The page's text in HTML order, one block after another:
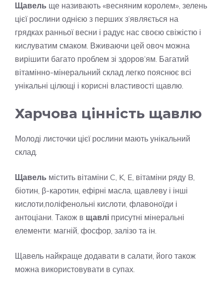
Щавель ще називають «весняним королем», зелень
цієї рослини однією з перших з’являється на
грядках ранньої весни і радує нас своєю свіжістю і
кислуватим смаком. Вживаючи цей овоч можна
вирішити багато проблем зі здоров’ям. Багатий
вітамінно-мінеральний склад легко пояснює всі
унікальні цілющі і корисні властивості щавлю.
Харчова цінність щавлю
Молоді листочки цієї рослини мають унікальний
склад.
Щавель містить вітаміни C, K, E, вітаміни ряду B,
біотин, β-каротин, ефірні масла, щавлеву і інші
кислоти,поліфенольні кислоти, флавоноїди і
антоціани. Також в щавлі присутні мінеральні
елементи: магній, фосфор, залізо та ін.
Щавель найкраще додавати в салати, його також
можна використовувати в супах.